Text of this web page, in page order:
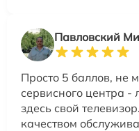
Павловский
Просто 5 баллов, не
сервисного центра
здесь свой
качеством